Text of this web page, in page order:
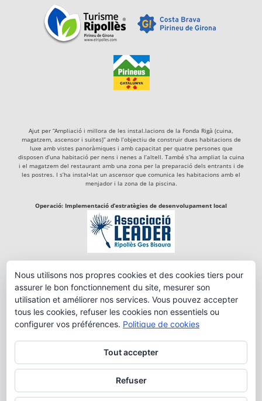
Ajut per “Ampliació i millora de les instal.lacions de la Fonda Rigà (cuina,
magatzem, ascensor i suites)” amb l’objectiu de construir dues habitacions de
luxe amb vistes panoràmiques i amb capacitat per quatre persones que
disposen d’una habitació per nens i nenes a l’altell. També s’ha ampliat la cuina
i el magatzem del restaurant amb una zona per la preparació dels entrants i de
les postres. I s’ha instal•lat un ascensor que comunica les habitacions amb el
menjador i la zona de la piscina.
Operació: Implementació d’estratègies de desenvolupament local
Actuació del Programa de Desenvolupament Rural de Catalunya 2014-2020,
cofinançada per:
Nous utilisons nos propres cookies et des cookies tiers pour
assurer le bon fonctionnement du site, mesurer son
utilisation et améliorer nos services. Vous pouvez accepter
tous les cookies, refuser les cookies non essentiels ou
configurer vos préférences. Politique de cookies
Tout accepter
Refuser